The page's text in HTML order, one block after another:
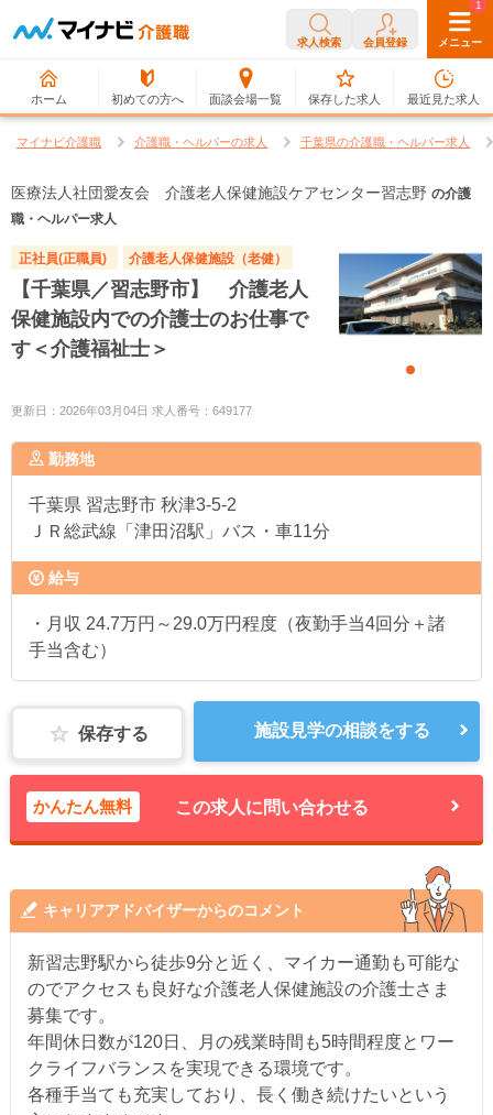
求人検索 会員登録 メニュー
ホーム 初めての方へ 面談会場一覧
0
保存した求人
1
最近見た求人
マイナビ介護職 介護職・ヘルパーの求人 千葉県の介護職・ヘルパー求人
医療法人社団愛友会 介護老人保健施設ケアセンター習志野 の介護
職・ヘルパー求人
正社員(正職員) 介護老人保健施設（老健）
【千葉県／習志野市】 介護老人
保健施設内での介護士のお仕事で
す＜介護福祉士＞
更新日：2026年03月04日 求人番号：649177
勤務地
千葉県 習志野市 秋津3-5-2
ＪＲ総武線「津田沼駅」バス・車11分
給与
・月収 24.7万円～29.0万円程度（夜勤手当4回分＋諸
手当含む）
保存する 施設見学の相談をする
かんたん無料 この求人に問い合わせる
キャリアアドバイザーからのコメント
新習志野駅から徒歩9分と近く、マイカー通勤も可能な
のでアクセスも良好な介護老人保健施設の介護士さま
募集です。
年間休日数が120日、月の残業時間も5時間程度とワー
クライフバランスを実現できる環境です。
各種手当ても充実しており、長く働き続けたいという